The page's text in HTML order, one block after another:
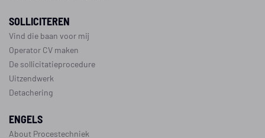
SOLLICITEREN
Vind die baan voor mij
Operator CV maken
De sollicitatieprocedure
Uitzendwerk
Detachering
ENGELS
About Procestechniek